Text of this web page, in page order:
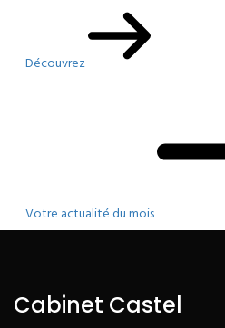
Découvrez
Votre actualité du mois
Cabinet Castel